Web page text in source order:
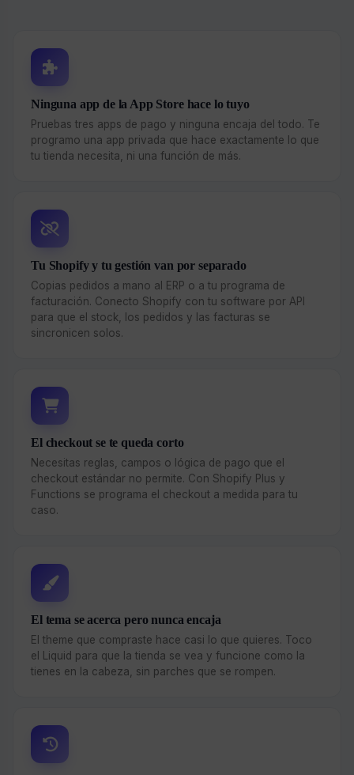
Ninguna app de la App Store hace lo tuyo
Pruebas tres apps de pago y ninguna encaja del todo. Te
programo una app privada que hace exactamente lo que
tu tienda necesita, ni una función de más.
Tu Shopify y tu gestión van por separado
Copias pedidos a mano al ERP o a tu programa de
facturación. Conecto Shopify con tu software por API
para que el stock, los pedidos y las facturas se
sincronicen solos.
El checkout se te queda corto
Necesitas reglas, campos o lógica de pago que el
checkout estándar no permite. Con Shopify Plus y
Functions se programa el checkout a medida para tu
caso.
El tema se acerca pero nunca encaja
El theme que compraste hace casi lo que quieres. Toco
el Liquid para que la tienda se vea y funcione como la
tienes en la cabeza, sin parches que se rompen.